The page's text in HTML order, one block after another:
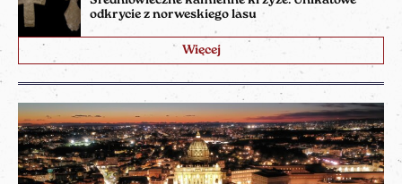
odkrycie z norweskiego lasu
Więcej